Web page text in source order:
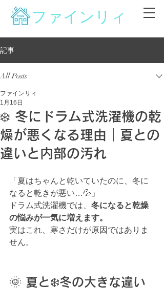
ファインリィ
記事
All Posts
❄️ 冬にドラム式洗濯機の乾
燥が悪くなる理由｜夏との
違いと内部の汚れ
ファインリィ
1月16日
「夏はちゃんと乾いていたのに、冬に
なると乾きが悪い…💦」
ドラム式洗濯機では、 冬になると乾燥
の悩みが一気に増えます。
実はこれ、寒さだけが原因ではありま
せん。
🌞 夏と❄️冬の大きな違い